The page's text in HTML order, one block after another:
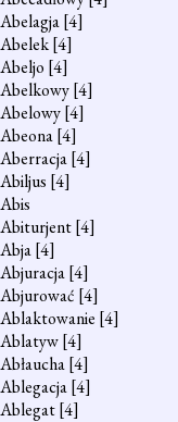
Abelagja[4]
Abelek[4]
Abeljo [4]
Abelkowy[4]
Abelowy[4]
Abeona[4]
Aberracja[4]
Abiljus [4]
Abis
Abiturjent[4]
Abja[4]
Abjuracja[4]
Abjurować [4]
Ablaktowanie [4]
Ablatyw[4]
Abłaucha[4]
Ablegacja[4]
Ablegat[4]